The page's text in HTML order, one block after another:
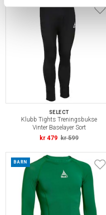
SELECT
Klubb Tights Treningsbukse
Vinter Baselayer Sort
kr 479 kr 599
BARN